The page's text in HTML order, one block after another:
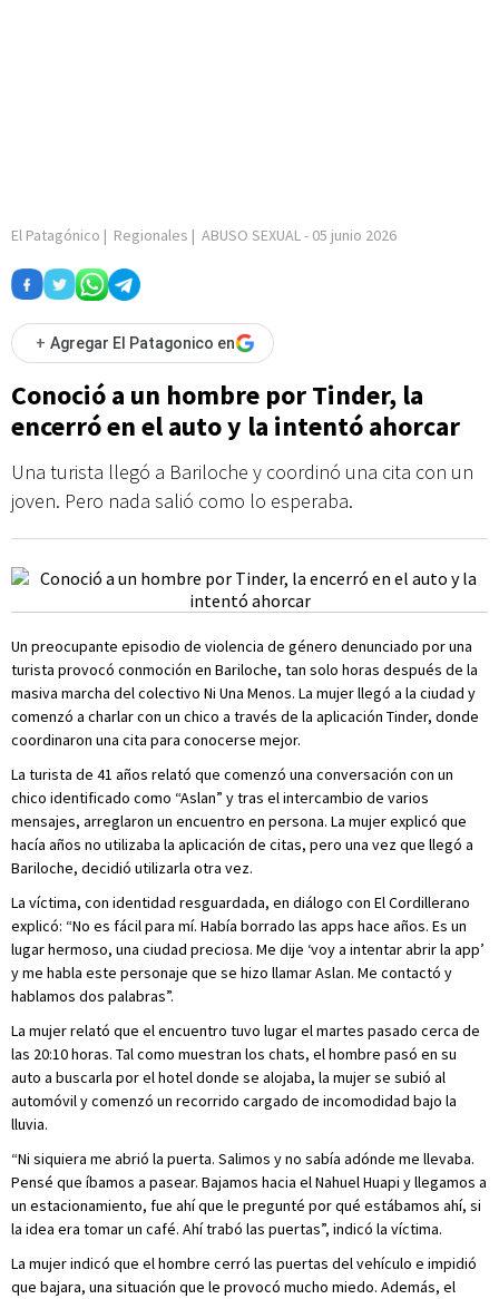
El Patagónico | Regionales | ABUSO SEXUAL- 05 junio 2026
+ Agregar El Patagonico en
Conoció a un hombre por Tinder, la
encerró en el auto y la intentó ahorcar
Una turista llegó a Bariloche y coordinó una cita con un
joven. Pero nada salió como lo esperaba.
Un preocupante episodio de violencia de género denunciado por una
turista provocó conmoción en Bariloche, tan solo horas después de la
masiva marcha del colectivo Ni Una Menos. La mujer llegó a la ciudad y
comenzó a charlar con un chico a través de la aplicación Tinder, donde
coordinaron una cita para conocerse mejor.
La turista de 41 años relató que comenzó una conversación con un
chico identificado como “Aslan” y tras el intercambio de varios
mensajes, arreglaron un encuentro en persona. La mujer explicó que
hacía años no utilizaba la aplicación de citas, pero una vez que llegó a
Bariloche, decidió utilizarla otra vez.
La víctima, con identidad resguardada, en diálogo con El Cordillerano
explicó: “No es fácil para mí. Había borrado las apps hace años. Es un
lugar hermoso, una ciudad preciosa. Me dije ‘voy a intentar abrir la app’
y me habla este personaje que se hizo llamar Aslan. Me contactó y
hablamos dos palabras”.
La mujer relató que el encuentro tuvo lugar el martes pasado cerca de
las 20:10 horas. Tal como muestran los chats, el hombre pasó en su
auto a buscarla por el hotel donde se alojaba, la mujer se subió al
automóvil y comenzó un recorrido cargado de incomodidad bajo la
lluvia.
“Ni siquiera me abrió la puerta. Salimos y no sabía adónde me llevaba.
Pensé que íbamos a pasear. Bajamos hacia el Nahuel Huapi y llegamos a
un estacionamiento, fue ahí que le pregunté por qué estábamos ahí, si
la idea era tomar un café. Ahí trabó las puertas”, indicó la víctima.
La mujer indicó que el hombre cerró las puertas del vehículo e impidió
que bajara, una situación que le provocó mucho miedo. Además, el